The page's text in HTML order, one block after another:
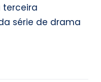
terceira
série de drama